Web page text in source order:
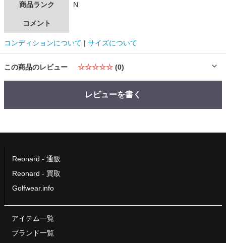
商品ランク N
コメント
コンディションについて | サイズについて
この商品のレビュー ☆☆☆☆☆ (0)
レビューを書く
Reonard - 通販
Reonard - 買取
Golfwear.info
アイテム一覧
ブランド一覧